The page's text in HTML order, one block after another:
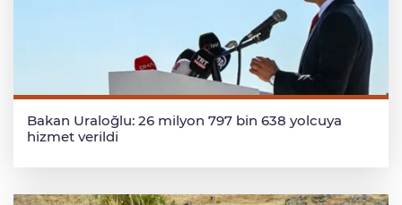
Bakan Uraloğlu: 26 milyon 797 bin 638 yolcuya
hizmet verildi